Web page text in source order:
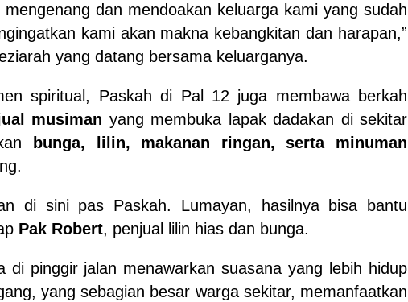
dan mendoakan keluarga kami yang sudah
kami akan makna kebangkitan dan harapan,”
yang datang bersama keluarganya.
spiritual, Paskah di Pal 12 juga membawa berkah
musiman yang membuka lapak dadakan di sekitar
bunga, lilin, makanan ringan, serta minuman
di sini pas Paskah. Lumayan, hasilnya bisa bantu
Pak Robert, penjual lilin hias dan bunga.
di pinggir jalan menawarkan suasana yang lebih hidup
yang sebagian besar warga sekitar, memanfaatkan